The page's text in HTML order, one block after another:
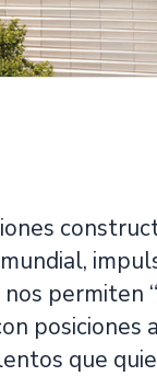
nos permiten
que